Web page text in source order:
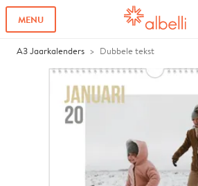
MENU
A3 Jaarkalenders Dubbele tekst